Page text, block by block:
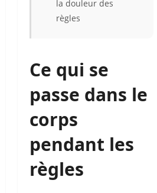
la douleur des
règles
Ce qui se
passe dans le
corps
pendant les
règles